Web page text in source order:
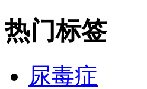
热门标签
尿毒症